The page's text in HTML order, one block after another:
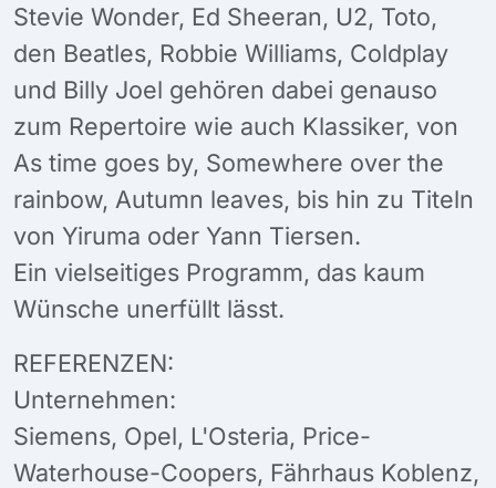
Stevie Wonder, Ed Sheeran, U2, Toto,
den Beatles, Robbie Williams, Coldplay
und Billy Joel gehören dabei genauso
zum Repertoire wie auch Klassiker, von
As time goes by, Somewhere over the
rainbow, Autumn leaves, bis hin zu Titeln
von Yiruma oder Yann Tiersen.
Ein vielseitiges Programm, das kaum
Wünsche unerfüllt lässt.
REFERENZEN:
Unternehmen:
Siemens, Opel, L'Osteria, Price-
Waterhouse-Coopers, Fährhaus Koblenz,